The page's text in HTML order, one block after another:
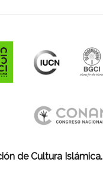
de Cultura Islámica.